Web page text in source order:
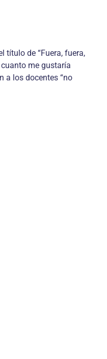
título de “Fuera, fuera,
me gustaría
a los docentes “no